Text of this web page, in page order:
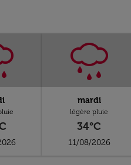
mardi
légère pluie
34°C
11/08/2026